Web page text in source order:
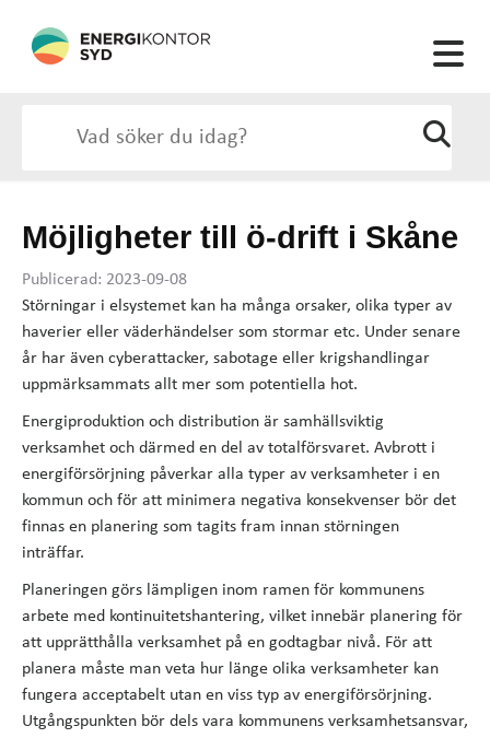
Möjligheter till ö-drift i Skåne
Publicerad: 2023-09-08
Störningar i elsystemet kan ha många orsaker, olika typer av
haverier eller väderhändelser som stormar etc. Under senare
år har även cyberattacker, sabotage eller krigshandlingar
uppmärksammats allt mer som potentiella hot.
Energiproduktion och distribution är samhällsviktig
verksamhet och därmed en del av totalförsvaret. Avbrott i
energiförsörjning påverkar alla typer av verksamheter i en
kommun och för att minimera negativa konsekvenser bör det
finnas en planering som tagits fram innan störningen
inträffar.
Planeringen görs lämpligen inom ramen för kommunens
arbete med kontinuitetshantering, vilket innebär planering för
att upprätthålla verksamhet på en godtagbar nivå. För att
planera måste man veta hur länge olika verksamheter kan
fungera acceptabelt utan en viss typ av energiförsörjning.
Utgångspunkten bör dels vara kommunens verksamhetsansvar,